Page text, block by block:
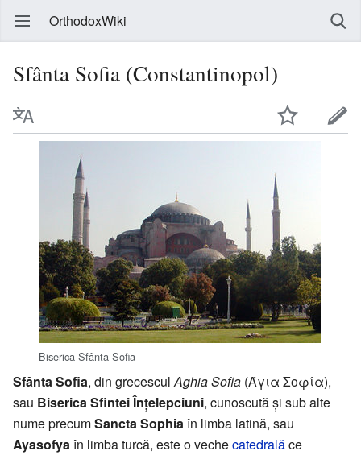
OrthodoxWiki
Sfânta Sofia (Constantinopol)
Biserica Sfânta Sofia
Sfânta Sofia, din grecesculAghia Sofia (Άγια Σοφία),
sau Biserica Sfintei Înţelepciuni, cunoscută și sub alte
nume precumSancta Sophiaîn limba latină, sau
Ayasofyaîn limba turcă, este o vechecatedralăce